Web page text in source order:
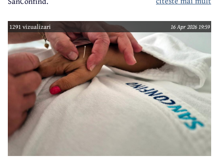
1291 vizualizari 16 Apr 2026 19:59